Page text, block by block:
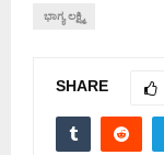
ಭಾಗ್ಯ ಲಕ್ಷ್ಮಿ
SHARE